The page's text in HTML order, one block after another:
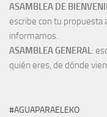
ASAMBLEA DE
escribe con tu propuesta
informamos.
ASAMBLEA GENERAL:
quién eres, de dónde
#AGUAPARAELEKO